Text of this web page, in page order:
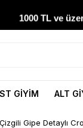
1000 TL ve
GİYİM ALT
Gipe Detaylı